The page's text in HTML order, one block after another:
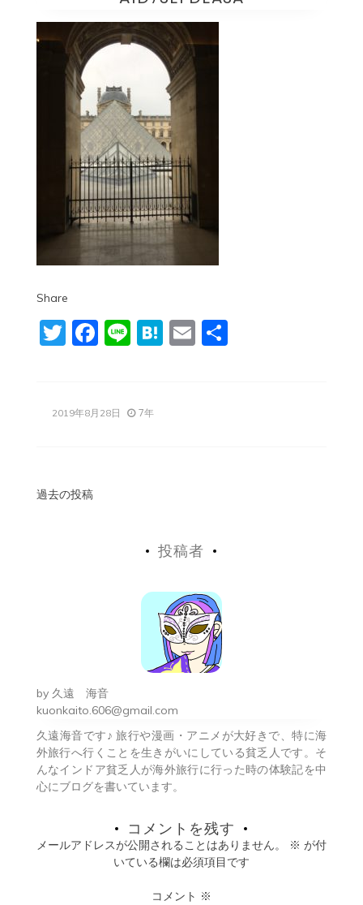
Share
Twitter
Facebook
LineHatena
Email
共
2019年8月28日 7年
投
シ
ョ
ン
過去の投稿
投稿者
by 久遠 海音
kuonkaito.606@gmail.com
久遠海音です♪ 旅行や漫画・アニメが大好きで、特に海
外旅行へ行くことを生きがいにしている貧乏人です。そ
んなインドア貧乏人が海外旅行に行った時の体験記を中
心にブログを書いています。
コメントを残す
メールアドレスが公開されることはありません。 ※ が付
いている欄は必須項目です
コメント ※